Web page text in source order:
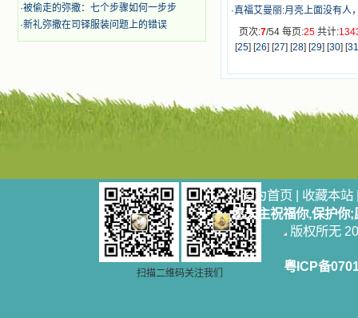
的事。他们受苦时仍在唱着感谢的
歌，因他们无法不称颂主，因主使他
读，一面想过着他们这样圣善的生
活，也立志不在这虚幻的尘世中寻求
安慰。我一读就是几个钟头，累了就
和他们一起赞颂吾主，想到那使我欣
喜欢乐的甜蜜的相会，这世界对于我
一点吸引力都没有了。 从这些书
籍里，我认识了许多爱主的人，他们
使我更亲近主，帮助我更深的认识
主，爱主。这些曾经生活在人间的圣
人圣女，内心隐藏着来自天上光照的
各种宝藏，听他们对悦主的甜蜜喁
·被偷走的弥撒：七个步骤如何一步步
·新礼弥撒在司铎服装问题上的错误
·真福艾曼丽:月亮上面没有人
页次:7/54 每页:25 共计:
[25] [26] [27] [28] [29] [30] [31
扫描二维码关注我们
设为首页 | 收藏本站
愿天主祝福你,保护你
版权所无
粤ICP备